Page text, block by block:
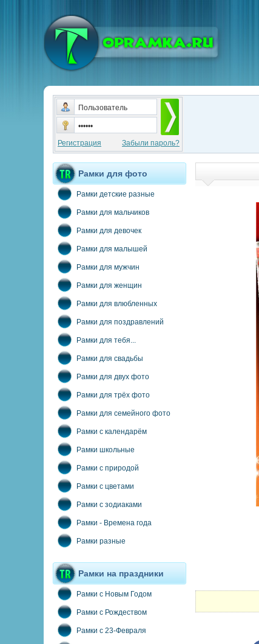
Регистрация Забыли пароль?
Рамки для фото
Рамки детские разные
Рамки для мальчиков
Рамки для девочек
Рамки для малышей
Рамки для мужчин
Рамки для женщин
Рамки для влюбленных
Рамки для поздравлений
Рамки для тебя...
Рамки для свадьбы
Рамки для двух фото
Рамки для трёх фото
Рамки для семейного фото
Рамки с календарём
Рамки школьные
Рамки с природой
Рамки с цветами
Рамки с зодиаками
Рамки - Времена года
Рамки разные
Рамки на праздники
Рамки с Новым Годом
Рамки с Рождеством
Рамки с 23-Февраля